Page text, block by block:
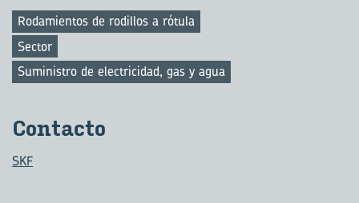
Rodamientos de rodillos a rótula
Sector
Suministro de electricidad, gas y agua
Con­tac­to
SKF